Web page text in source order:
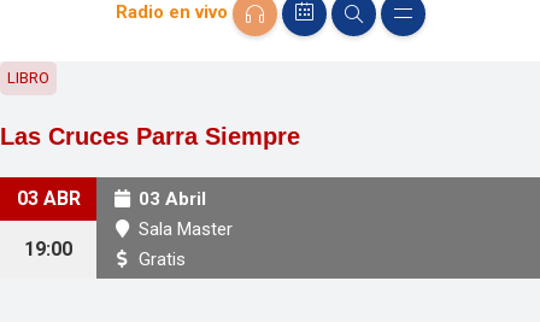
Radio en vivo
LIBRO
Las Cruces Parra Siempre
03 ABR
19:00
03 Abril
Sala Master
Gratis